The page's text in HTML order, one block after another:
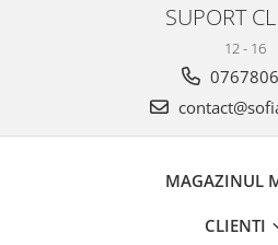
SUPORT
12 - 16
MAGAZINUL
CLIENTI